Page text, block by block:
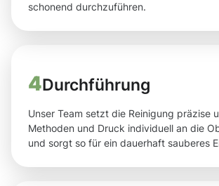
schonend durchzuführen.
4Durchführung
Unser Team setzt die Reinigung präzise
Methoden und Druck individuell an die
und sorgt so für ein dauerhaft sauberes